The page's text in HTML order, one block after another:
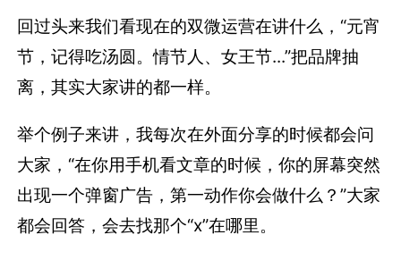
回过头来我们看现在的双微运营在讲什么，“元宵
节，记得吃汤圆。情节人、女王节...”把品牌抽
离，其实大家讲的都一样。
举个例子来讲，我每次在外面分享的时候都会问
大家，“在你用手机看文章的时候，你的屏幕突然
出现一个弹窗广告，第一动作你会做什么？”大家
都会回答，会去找那个“x”在哪里。